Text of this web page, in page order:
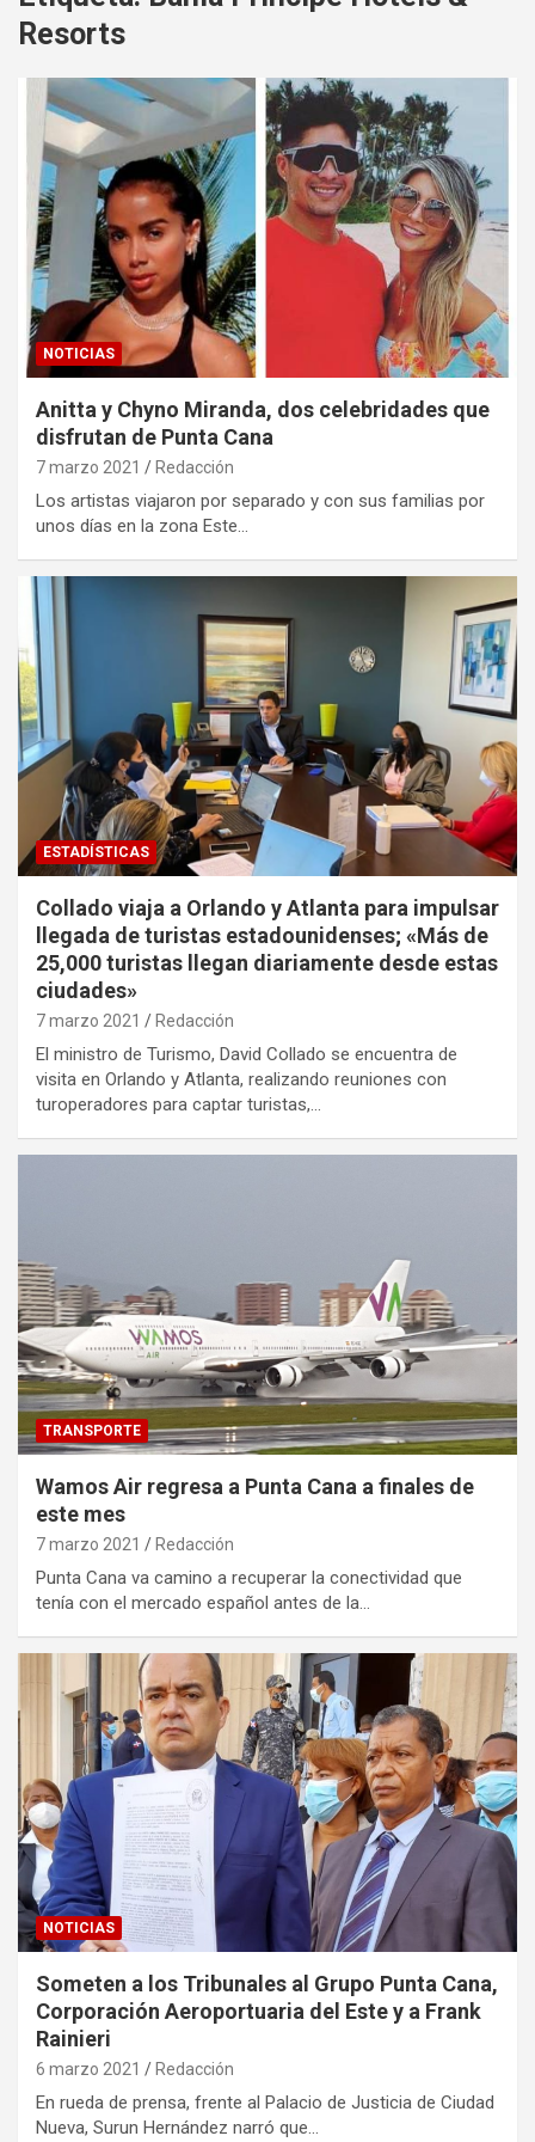
Resorts
NOTICIAS
Anitta y Chyno Miranda, dos celebridades que
disfrutan de Punta Cana
7 marzo 2021 Redacción
Los artistas viajaron por separado y con sus familias por
unos días en la zona Este…
ESTADÍSTICAS
Collado viaja a Orlando y Atlanta para impulsar
llegada de turistas estadounidenses; «Más de
25,000 turistas llegan diariamente desde estas
ciudades»
7 marzo 2021 Redacción
El ministro de Turismo, David Collado se encuentra de
visita en Orlando y Atlanta, realizando reuniones con
turoperadores para captar turistas,…
TRANSPORTE
Wamos Air regresa a Punta Cana a finales de
este mes
7 marzo 2021 Redacción
Punta Cana va camino a recuperar la conectividad que
tenía con el mercado español antes de la…
NOTICIAS
Someten a los Tribunales al Grupo Punta Cana,
Corporación Aeroportuaria del Este y a Frank
Rainieri
6 marzo 2021 Redacción
En rueda de prensa, frente al Palacio de Justicia de Ciudad
Nueva, Surun Hernández narró que…